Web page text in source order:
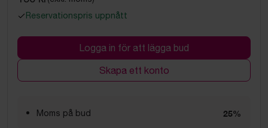
Reservationspris uppnått
Logga in för att lägga bud
Skapa ett konto
Moms på bud 25%